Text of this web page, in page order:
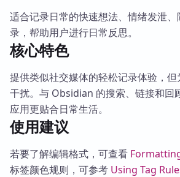
适合记录日常的快速想法、情绪发泄
录，帮助用户进行日常反思。
核心特色
提供类似社交媒体的轻松记录体验，
干扰。与 Obsidian 的搜索、链接和回
应用更贴合日常生活。
使用建议
若要了解编辑格式，可查看
标签颜色规则，可参考 Using Tag